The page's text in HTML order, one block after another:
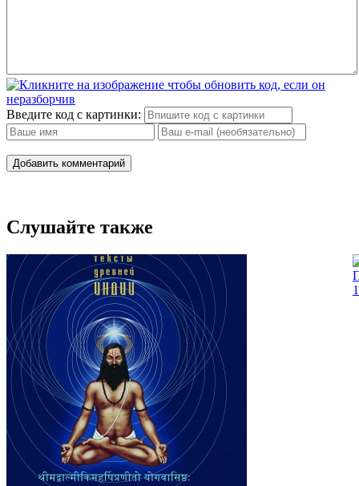
Введите код с картинки:
Добавить комментарий
Слушайте также